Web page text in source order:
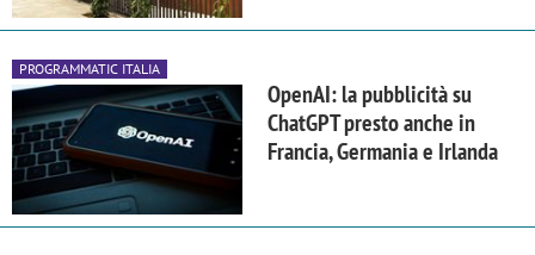
PROGRAMMATIC ITALIA
OpenAI: la pubblicità su
ChatGPT presto anche in
Francia, Germania e Irlanda